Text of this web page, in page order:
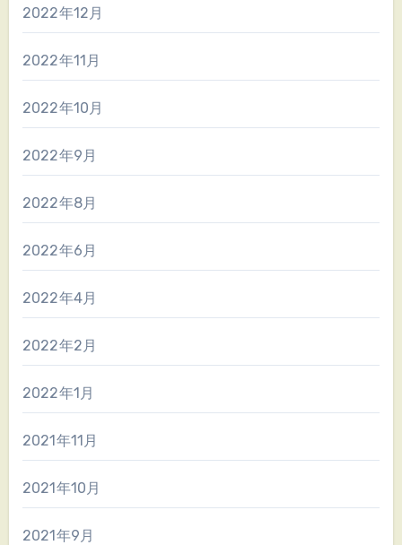
2022年12月
2022年11月
2022年10月
2022年9月
2022年8月
2022年6月
2022年4月
2022年2月
2022年1月
2021年11月
2021年10月
2021年9月